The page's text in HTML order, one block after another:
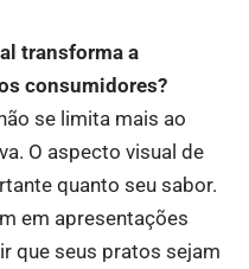
transforma a
consumidores?
se limita mais ao
O aspecto visual de
quanto seu sabor.
em apresentações
que seus pratos sejam